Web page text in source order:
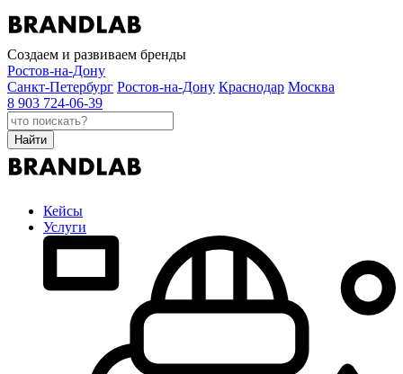
Создаем и развиваем бренды
Ростов-на-Дону
Санкт-Петербург Ростов-на-Дону Краснодар Москва
8 903 724-06-39
Найти
Кейсы
Услуги